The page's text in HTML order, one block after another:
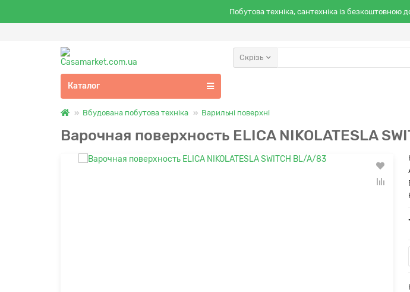
Побутова техніка, сантехніка із безкоштовною
Скрізь
Каталог
Вбудована побутова техніка Варильні поверхні
Варочная поверхность ELICA NIKOLATESLA